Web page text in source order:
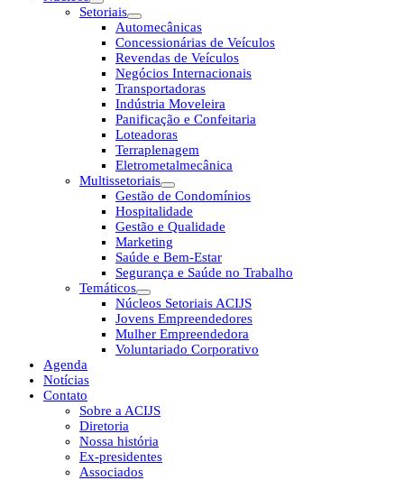
Setoriais
Automecânicas
Concessionárias de Veículos
Revendas de Veículos
Negócios Internacionais
Transportadoras
Indústria Moveleira
Panificação e Confeitaria
Loteadoras
Terraplenagem
Eletrometalmecânica
Multissetoriais
Gestão de Condomínios
Hospitalidade
Gestão e Qualidade
Marketing
Saúde e Bem-Estar
Segurança e Saúde no Trabalho
Temáticos
Núcleos Setoriais ACIJS
Jovens Empreendedores
Mulher Empreendedora
Voluntariado Corporativo
Agenda
Notícias
Contato
Sobre a ACIJS
Diretoria
Nossa história
Ex-presidentes
Associados